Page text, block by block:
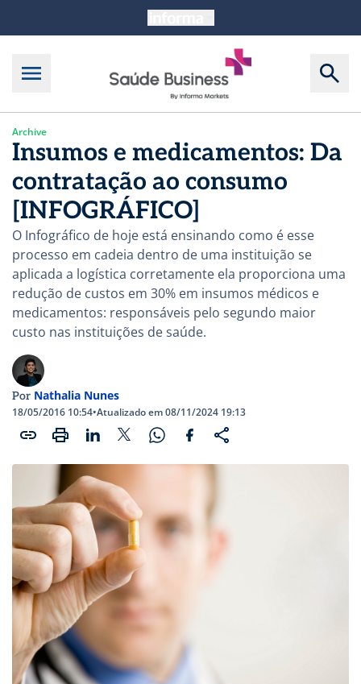
Archive
Insumos e medicamentos: Da
contratação ao consumo
[INFOGRÁFICO]
O Infográfico de hoje está ensinando como é esse
processo em cadeia dentro de uma instituição se
aplicada a logística corretamente ela proporciona uma
redução de custos em 30% em insumos médicos e
medicamentos: responsáveis pelo segundo maior
custo nas instituições de saúde.
Por Nathalia Nunes
18/05/2016 10:54•Atualizado em 08/11/2024 19:13